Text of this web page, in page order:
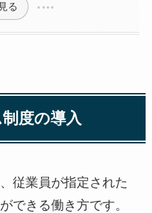
る
度の導入
従業員が指定された
できる働き方です。